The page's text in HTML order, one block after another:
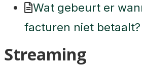
Wat gebeurt er
facturen niet betaalt?
Streaming